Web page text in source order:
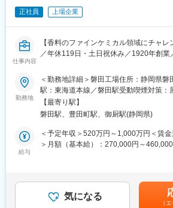
ながら、グローバル視点で患者安全に関
◇医学的専門性を活かしながら、安全性
Risk Assessment、RMP、当局対応など
できます。
◇開発から市販後まで製品ライフサイク
んへの価値最大化に貢献できる
家と協働し、クロスファンクショナルに
◇グローバル化やDXなど、変化の大きい
のあり方を形作る経験ができます
◇「患者様にとって本当に望ましい安全
■協和キリンについて
を重点疾患領域として設定し、同社の強
した抗体医薬品の国内外における臨床開
正社員 上場企業
仕事内容
【香料のファインケミカル領域にチャ
／年休119日・土日祝休み／1920年創業
料を製造】
■業務内容：
医薬中間体受託製造及び香料原料製造に
立と工業化検討、生産部門への技術移転
〈具体的な業務〉
・プロセス設計、スケールアップ検討、
・生産におけるトラブル・変更に対する
・お取引先との技術的な協議・提案
・実験メンバーへの実験の指示、指導、
勤務地
＜勤務地詳細＞磐田工場住所：静岡県
駅：東海道本線／磐田駅受動喫煙対策：
【最寄り駅】
磐田駅、豊田町駅、御厨駅(静岡県)
給与
＜予定年収＞520万円～1,000万円＜賃
＞月額（基本給）：270,000円～
（4月）賃金はあくまでも目安の金額で
る可能性があります。月給(月額)は固定
気になる
（